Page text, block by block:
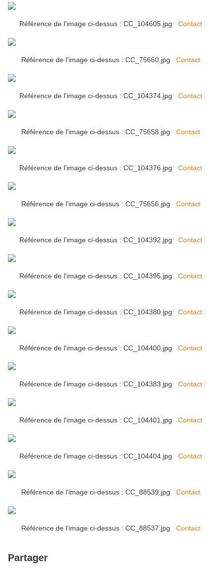
Référence de l'image ci-dessus : CC_104605.jpg Contact
Référence de l'image ci-dessus : CC_75660.jpg Contact
Référence de l'image ci-dessus : CC_104374.jpg Contact
Référence de l'image ci-dessus : CC_75658.jpg Contact
Référence de l'image ci-dessus : CC_104376.jpg Contact
Référence de l'image ci-dessus : CC_75656.jpg Contact
Référence de l'image ci-dessus : CC_104392.jpg Contact
Référence de l'image ci-dessus : CC_104395.jpg Contact
Référence de l'image ci-dessus : CC_104380.jpg Contact
Référence de l'image ci-dessus : CC_104400.jpg Contact
Référence de l'image ci-dessus : CC_104383.jpg Contact
Référence de l'image ci-dessus : CC_104401.jpg Contact
Référence de l'image ci-dessus : CC_104404.jpg Contact
Référence de l'image ci-dessus : CC_88539.jpg Contact
Référence de l'image ci-dessus : CC_88537.jpg Contact
Partager